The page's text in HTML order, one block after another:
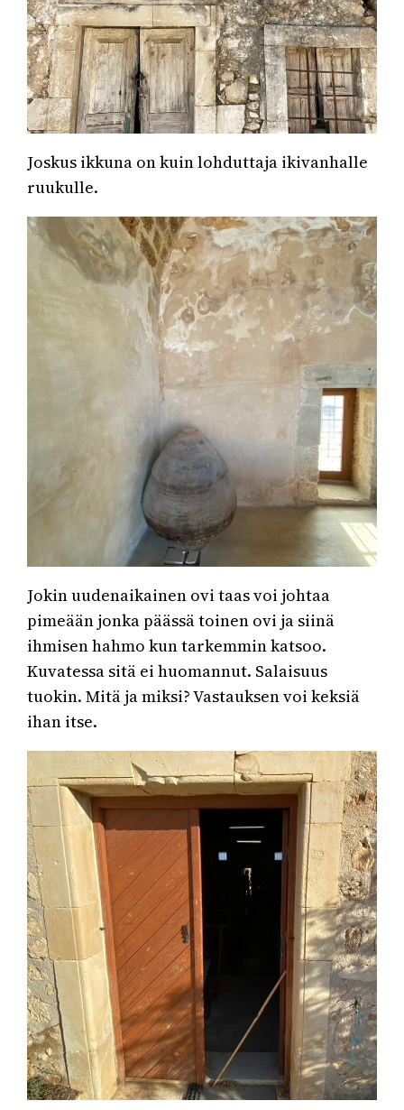
Joskus ikkuna on kuin lohduttaja ikivanhalle
ruukulle.
Jokin uudenaikainen ovi taas voi johtaa
pimeään jonka päässä toinen ovi ja siinä
ihmisen hahmo kun tarkemmin katsoo.
Kuvatessa sitä ei huomannut. Salaisuus
tuokin. Mitä ja miksi? Vastauksen voi keksiä
ihan itse.